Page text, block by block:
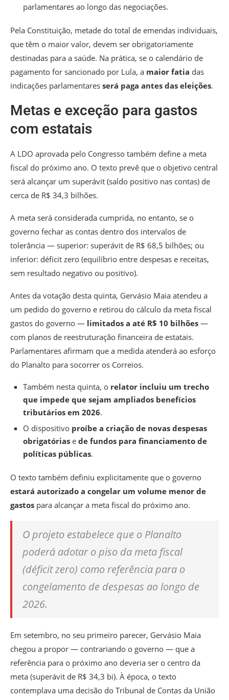
parlamentares ao longo das negociações.
Pela Constituição, metade do total de emendas individuais,
que têm o maior valor, devem ser obrigatoriamente
destinadas para a saúde. Na prática, se o calendário de
pagamento for sancionado por Lula, a maior fatia das
indicações parlamentares será paga antes das eleições.
Metas e exceção para gastos
com estatais
A LDO aprovada pelo Congresso também define a meta
fiscal do próximo ano. O texto prevê que o objetivo central
será alcançar um superávit (saldo positivo nas contas) de
cerca de R$ 34,3 bilhões.
A meta será considerada cumprida, no entanto, se o
governo fechar as contas dentro dos intervalos de
tolerância — superior: superávit de R$ 68,5 bilhões; ou
inferior: déficit zero (equilíbrio entre despesas e receitas,
sem resultado negativo ou positivo).
Antes da votação desta quinta, Gervásio Maia atendeu a
um pedido do governo e retirou do cálculo da meta fiscal
gastos do governo — limitados a até R$ 10 bilhões —
com planos de reestruturação financeira de estatais.
Parlamentares afirmam que a medida atenderá ao esforço
do Planalto para socorrer os Correios.
Também nesta quinta, o relator incluiu um trecho
que impede que sejam ampliados benefícios
tributários em 2026.
O dispositivo proíbe a criação de novas despesas
obrigatórias e de fundos para financiamento de
políticas públicas.
O texto também definiu explicitamente que o governo
estará autorizado a congelar um volume menor de
gastos para alcançar a meta fiscal do próximo ano.
O projeto estabelece que o Planalto
poderá adotar o piso da meta fiscal
(déficit zero) como referência para o
congelamento de despesas ao longo de
2026.
Em setembro, no seu primeiro parecer, Gervásio Maia
chegou a propor — contrariando o governo — que a
referência para o próximo ano deveria ser o centro da
meta (superávit de R$ 34,3 bi). À época, o texto
contemplava uma decisão do Tribunal de Contas da União